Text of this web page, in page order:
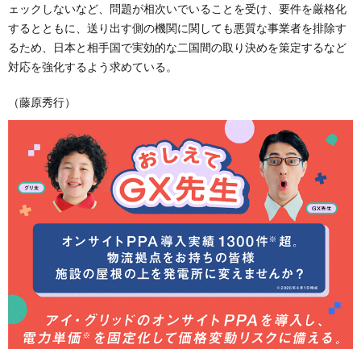
ェックしないなど、問題が相次いでいることを受け、要件を厳格化
するとともに、送り出す側の機関に関しても悪質な事業者を排除す
るため、日本と相手国で実効的な二国間の取り決めを策定するなど
対応を強化するよう求めている。
（藤原秀行）